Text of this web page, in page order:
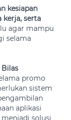
kesiapan
kerja, serta
agar mampu
selama
promo
sistem
aplikasi